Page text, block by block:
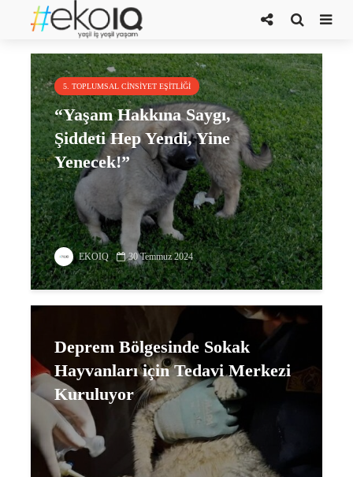
Dört Ayaklı Şehir
5. TOPLUMSAL CINSIYET EŞITLIĞI
“Yaşam Hakkına Saygı,
Şiddeti Hep Yendi, Yine
Yenecek!”
EKOIQ 30 Temmuz 2024
Deprem Bölgesinde Sokak
Hayvanları için Tedavi Merkezi
Kuruluyor